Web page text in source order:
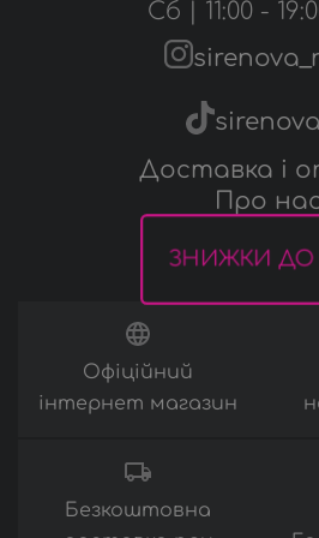
Сб | 11:00 -
Доставка і
Про
ЗНИЖКИ ДО -
Офіційний
інтернет магазин
Безкоштовна